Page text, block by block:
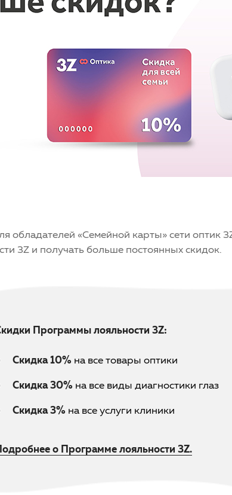
обладателей «Семейной карты» сети оптик
3Z и получать больше постоянных скидок.
Программы лояльности 3Z:
Скидка 10% на все товары оптики
Скидка 30% на все виды диагностики глаз
Скидка 3% на все услуги клиники
о Программе лояльности 3Z.